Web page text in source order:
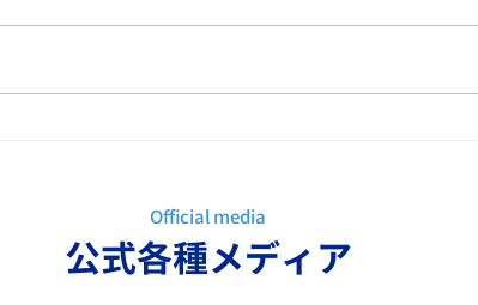
Official media
​公式各種メディア